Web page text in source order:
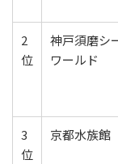
2
位
神戸須磨シ
ワールド
3
位
京都水族館